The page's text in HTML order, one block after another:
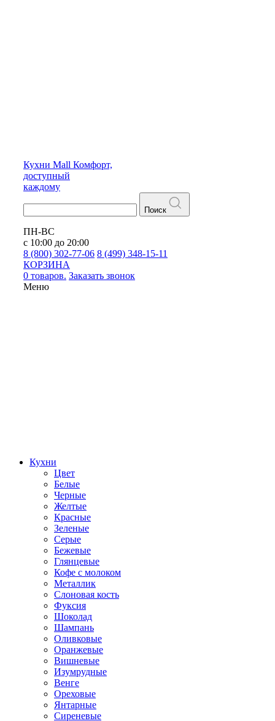
Кухни Mall Комфорт,
доступный
каждому
Поиск
ПН-ВС
с 10:00 до 20:00
8 (800) 302-77-06 8 (499) 348-15-11
КОРЗИНА
0 товаров. Заказать звонок
Меню
Кухни
Цвет
Белые
Черные
Желтые
Красные
Зеленые
Серые
Бежевые
Глянцевые
Кофе с молоком
Металлик
Слоновая кость
Фуксия
Шоколад
Шампань
Оливковые
Оранжевые
Вишневые
Изумрудные
Венге
Ореховые
Янтарные
Сиреневые